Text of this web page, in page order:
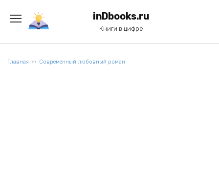
содержанию
inDbooks.ru
Книги в цифре
Главная Современный любовный роман